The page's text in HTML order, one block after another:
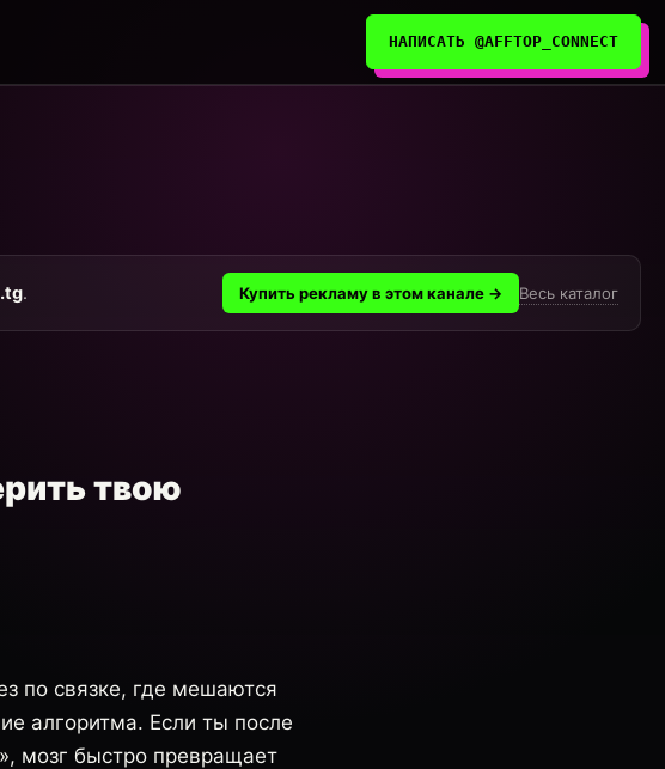
НАПИСАТЬ @AFFTOP_CONNECT
. Купить рекламу в этом канале → Весь каталог
твою
по связке, где мешаются
алгоритма. Если ты после
мозг быстро превращает